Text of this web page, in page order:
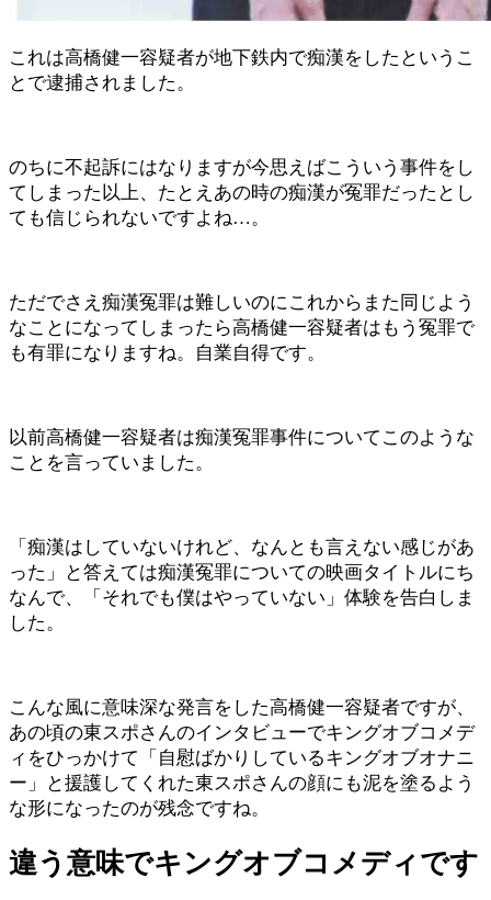
これは高橋健一容疑者が地下鉄内で痴漢をしたというこ
とで逮捕されました。
のちに不起訴にはなりますが今思えばこういう事件をし
てしまった以上、たとえあの時の痴漢が冤罪だったとし
ても信じられないですよね…。
ただでさえ痴漢冤罪は難しいのにこれからまた同じよう
なことになってしまったら高橋健一容疑者はもう冤罪で
も有罪になりますね。自業自得です。
以前高橋健一容疑者は痴漢冤罪事件についてこのような
ことを言っていました。
「痴漢はしていないけれど、なんとも言えない感じがあ
った」と答えては痴漢冤罪についての映画タイトルにち
なんで、「それでも僕はやっていない」体験を告白しま
した。
こんな風に意味深な発言をした高橋健一容疑者ですが、
あの頃の東スポさんのインタビューでキングオブコメデ
ィをひっかけて「自慰ばかりしているキングオブオナニ
ー」と援護してくれた東スポさんの顔にも泥を塗るよう
な形になったのが残念ですね。
違う意味でキングオブコメディです